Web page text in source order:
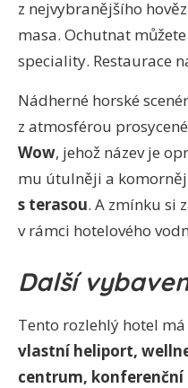
z nejvybranějšího
masa. Ochutnat
speciality. Restaurace
Nádherné horské
z atmosférou
Wow, jehož název je
mu útulněji a
s terasou. A zmínku si
v rámci hotelového
Další
Tento rozlehlý hotel
vlastní heliport,
centrum,